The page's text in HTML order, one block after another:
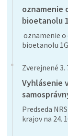
oznamenie
bioetanolu
oznamenie
bioetanolu 1G
Zverejnené 3.
Vyhlásenie
Predseda
krajov na 24.